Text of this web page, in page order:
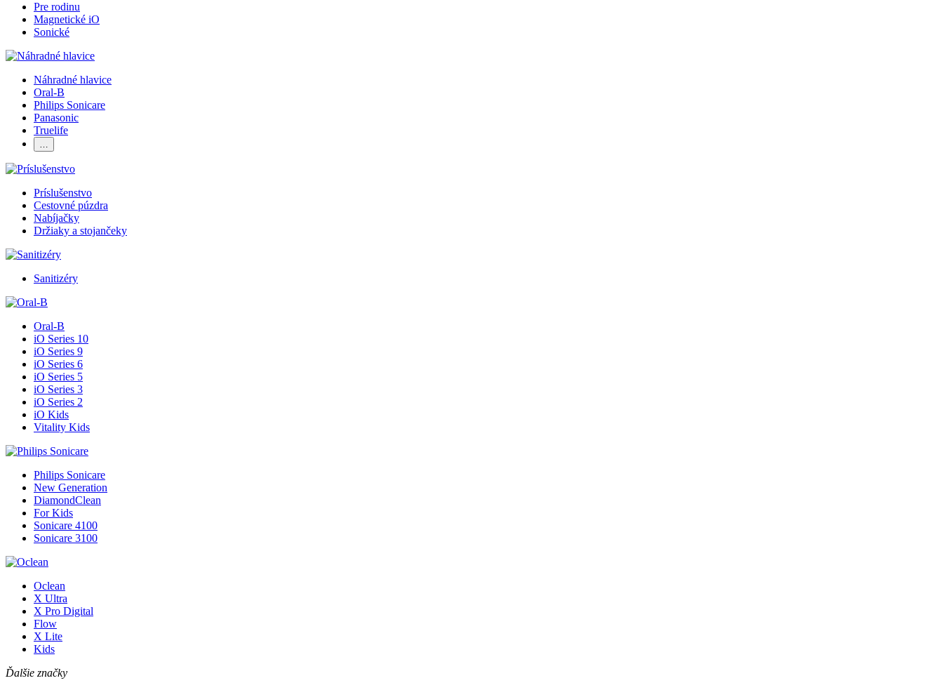
Pre rodinu
Magnetické iO
Sonické
Náhradné hlavice
Oral-B
Philips Sonicare
Panasonic
Truelife
…
Príslušenstvo
Cestovné púzdra
Nabíjačky
Držiaky a stojančeky
Sanitizéry
Oral-B
iO Series 10
iO Series 9
iO Series 6
iO Series 5
iO Series 3
iO Series 2
iO Kids
Vitality Kids
Philips Sonicare
New Generation
DiamondClean
For Kids
Sonicare 4100
Sonicare 3100
Oclean
X Ultra
X Pro Digital
Flow
X Lite
Kids
Ďalšie značky